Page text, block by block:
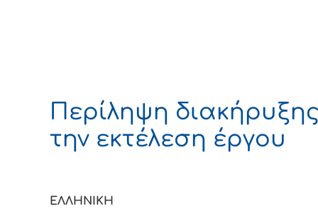
Περίληψη
την εκτέλεση έργου
ΕΛΛΗΝΙΚΗ